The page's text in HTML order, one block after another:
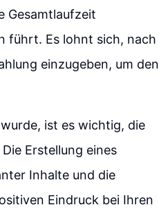
Gesamtlaufzeit
führt. Es lohnt sich, nach
einzugeben, um den
ist es wichtig, die
Erstellung eines
Inhalte und die
Eindruck bei Ihren